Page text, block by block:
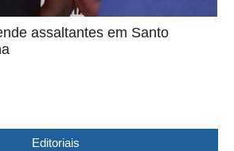
assaltantes em Santo
Editoriais